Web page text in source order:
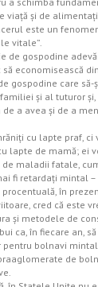
viaţă şi de
este un
vitale”.
de gospodine
să economisească
gospodine care să-
şi al tuturor şi,
de a avea şi de a
cu lapte praf, ci
lapte de mamă; ei
maladii fatale,
fi retardaţi mintal
în
cred că este
şi metodele de
ca, în fiecare an,
bolnavi
de